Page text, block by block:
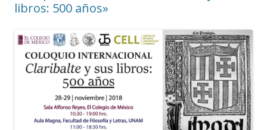
libros: 500 años»